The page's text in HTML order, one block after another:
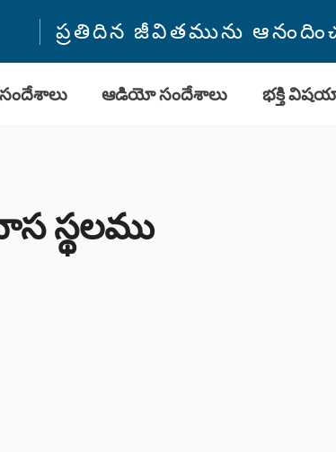
ప్రతిదిన జీవితమును
ఆడియో సందేశాలు భక్తి
స్థలము